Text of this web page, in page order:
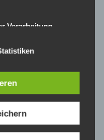
Verarbeitung
ist die
personenbezogener
Verarbeitung